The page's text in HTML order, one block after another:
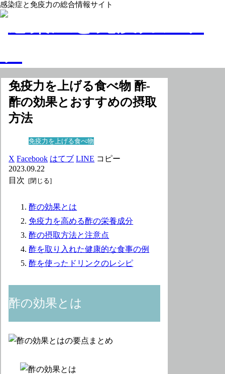
感染症と免疫力の総合情報サイト
免疫力を上げる食べ物 酢-
酢の効果とおすすめの摂取
方法
免疫力を上げる食べ物
X Facebook はてブ LINE コピー
2023.09.22
目次
酢の効果とは
免疫力を高める酢の栄養成分
酢の摂取方法と注意点
酢を取り入れた健康的な食事の例
酢を使ったドリンクのレシピ
酢の効果とは